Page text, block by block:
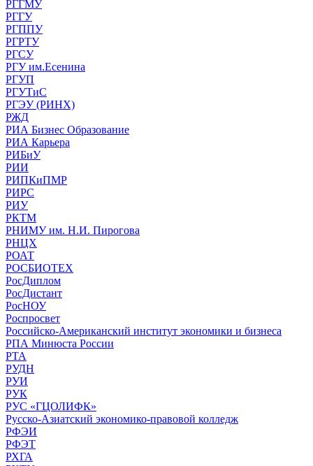
РГГМУ
РГГУ
РГППУ
РГРТУ
РГСУ
РГУ им.Есенина
РГУП
РГУТиС
РГЭУ (РИНХ)
РЖД
РИА Бизнес Образование
РИА Карьера
РИБиУ
РИИ
РИПКиПМР
РИРС
РИУ
РКТМ
РНИМУ им. Н.И. Пирогова
РНЦХ
РОАТ
РОСБИОТЕХ
РосДиплом
РосДистант
РосНОУ
Роспросвет
Российско-Американский институт экономики и бизнеса
РПА Минюста России
РТА
РУДН
РУИ
РУК
РУС «ГЦОЛИФК»
Русско-Азиатский экономико-правовой колледж
РФЭИ
РФЭТ
РХГА